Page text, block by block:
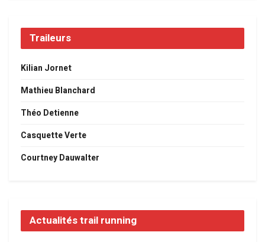
Traileurs
Kilian Jornet
Mathieu Blanchard
Théo Detienne
Casquette Verte
Courtney Dauwalter
Actualités trail running